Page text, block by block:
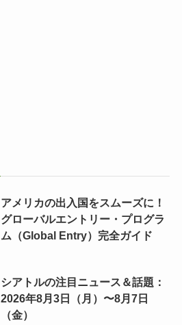
アメリカの出入国をスムーズに！
グローバルエントリー・プログラ
ム（Global Entry）完全ガイド
シアトルの注目ニュース＆話題：
2026年8月3日（月）〜8月7日
（金）